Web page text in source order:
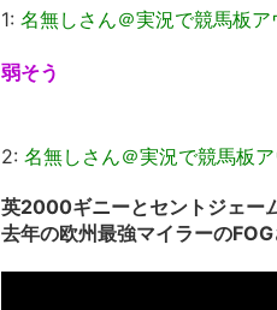
1: 名無しさん＠実況で競馬板ア
弱そう
2: 名無しさん＠実況で競馬板ア
英2000ギニーとセントジェー
去年の欧州最強マイラーの